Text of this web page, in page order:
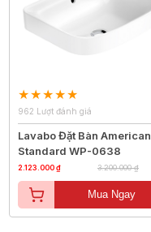
962 Lượt đánh giá
Lavabo Đặt Bàn American
Standard WP-0638
2.123.000 ₫ 3.200.000 ₫
Mua Ngay